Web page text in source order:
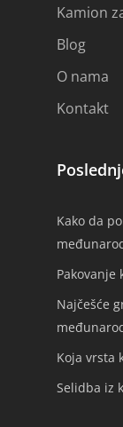
Kamion
Blog
O nama
Kontakt
Kako da
Pakovanje
Najčešće
Koja vrsta
Selidba iz